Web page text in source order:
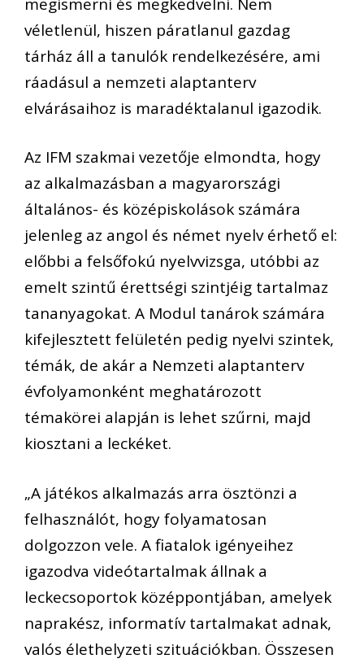
véletlenül, hiszen páratlanul gazdag
tárház áll a tanulók rendelkezésére, ami
ráadásul a nemzeti alaptanterv
elvárásaihoz is maradéktalanul igazodik.
Az IFM szakmai vezetője elmondta, hogy
az alkalmazásban a magyarországi
általános- és középiskolások számára
jelenleg az angol és német nyelv érhető el:
előbbi a felsőfokú nyelvvizsga, utóbbi az
emelt szintű érettségi szintjéig tartalmaz
tananyagokat. A Modul tanárok számára
kifejlesztett felületén pedig nyelvi szintek,
témák, de akár a Nemzeti alaptanterv
évfolyamonként meghatározott
témakörei alapján is lehet szűrni, majd
kiosztani a leckéket.
„A játékos alkalmazás arra ösztönzi a
felhasználót, hogy folyamatosan
dolgozzon vele. A fiatalok igényeihez
igazodva videótartalmak állnak a
leckecsoportok középpontjában, amelyek
naprakész, informatív tartalmakat adnak,
valós élethelyzeti szituációkban. Összesen